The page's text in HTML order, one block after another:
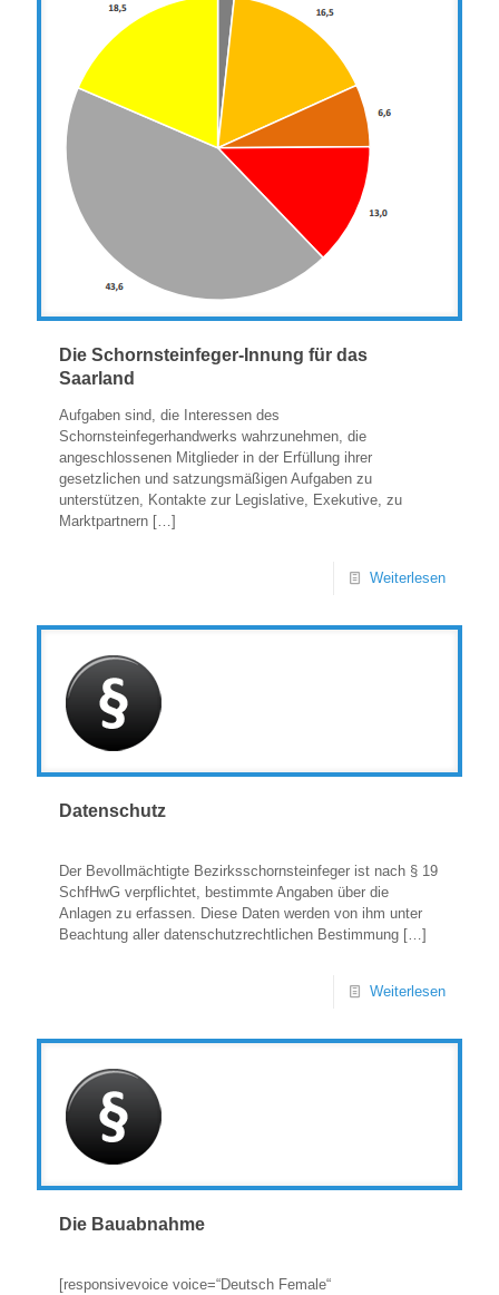
Die Schornsteinfeger-Innung für das
Saarland
Aufgaben sind, die Interessen des
Schornsteinfegerhandwerks wahrzunehmen, die
angeschlossenen Mitglieder in der Erfüllung ihrer
gesetzlichen und satzungsmäßigen Aufgaben zu
unterstützen, Kontakte zur Legislative, Exekutive, zu
Marktpartnern […]
Weiterlesen
Datenschutz
Der Bevollmächtigte Bezirksschornsteinfeger ist nach § 19
SchfHwG verpflichtet, bestimmte Angaben über die
Anlagen zu erfassen. Diese Daten werden von ihm unter
Beachtung aller datenschutzrechtlichen Bestimmung […]
Weiterlesen
Die Bauabnahme
[responsivevoice voice=“Deutsch Female“